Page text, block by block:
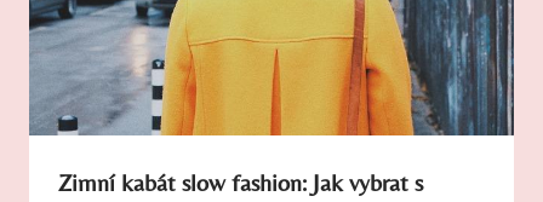
Zimní kabát slow fashion: Jak vybrat s